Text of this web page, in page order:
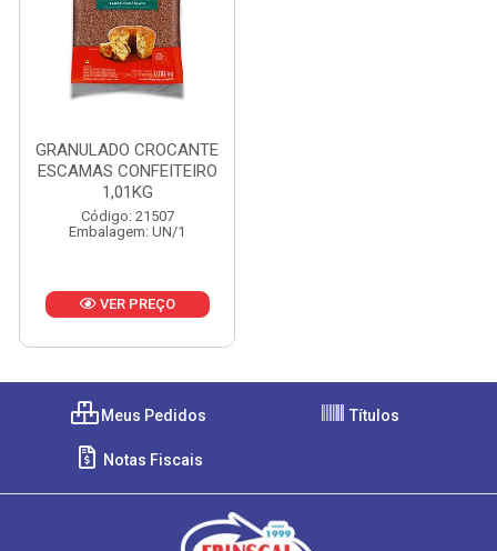
GRANULADO CROCANTE
ESCAMAS CONFEITEIRO
1,01KG
Código: 21507
Embalagem: UN/1
VER PREÇO
Meus Pedidos Títulos
Notas Fiscais